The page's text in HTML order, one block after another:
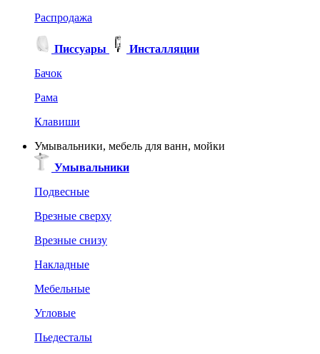
Распродажа
Писсуары
Инсталляции
Бачок
Рама
Клавиши
Умывальники, мебель для ванн, мойки
Умывальники
Подвесные
Врезные сверху
Врезные снизу
Накладные
Мебельные
Угловые
Пьедесталы